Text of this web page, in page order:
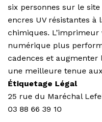
six personnes sur le
encres UV résistantes
chimiques. L’imprimeur
numérique plus
cadences et augmenter
une meilleure tenue aux
Étiquetage Légal
25 rue du Maréchal
03 88 66 39 10